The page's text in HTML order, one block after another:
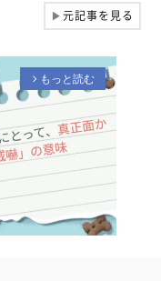
▶元記事を見る
arrow_forward_ios もっと読む